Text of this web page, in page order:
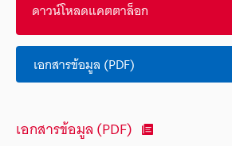
ดาวน์โหลดแคตตาล็อก
เอกสารข้อมูล (PDF)
เอกสารข้อมูล (PDF)